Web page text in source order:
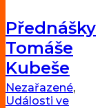
Přednášky
Tomáše
Kubeše
Nezařazené,
Události ve